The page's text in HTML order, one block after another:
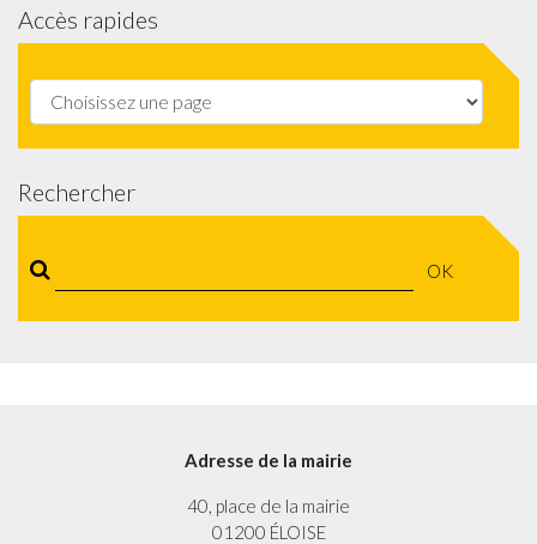
Accès rapides
Rechercher
OK
Adresse de la mairie
40, place de la mairie
01200 ÉLOISE